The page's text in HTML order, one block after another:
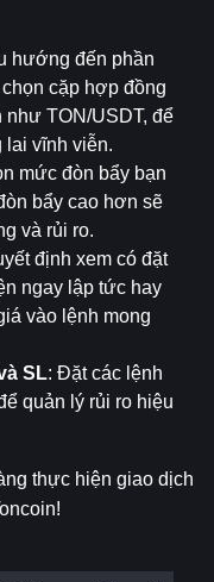
hướng đến phần
cặp hợp đồng
TON/USDT, để
vĩnh viễn.
mức đòn bẩy bạn
bẩy cao hơn sẽ
và rủi ro.
định xem có đặt
ngay lập tức hay
vào lệnh mong
SL: Đặt các lệnh
quản lý rủi ro hiệu
thực hiện giao dịch